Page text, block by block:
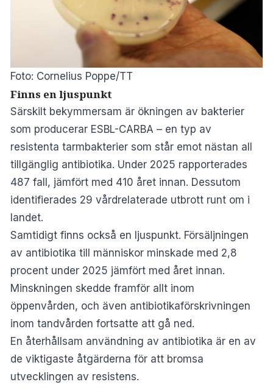
Foto: Cornelius Poppe/TT
Finns en ljuspunkt
Särskilt bekymmersam är ökningen av bakterier
som producerar ESBL-CARBA – en typ av
resistenta tarmbakterier som står emot nästan all
tillgänglig antibiotika. Under 2025 rapporterades
487 fall, jämfört med 410 året innan. Dessutom
identifierades 29 vårdrelaterade utbrott runt om i
landet.
Samtidigt finns också en ljuspunkt. Försäljningen
av antibiotika till människor minskade med 2,8
procent under 2025 jämfört med året innan.
Minskningen skedde framför allt inom
öppenvården, och även antibiotikaförskrivningen
inom tandvården fortsatte att gå ned.
En återhållsam användning av antibiotika är en av
de viktigaste åtgärderna för att bromsa
utvecklingen av resistens.